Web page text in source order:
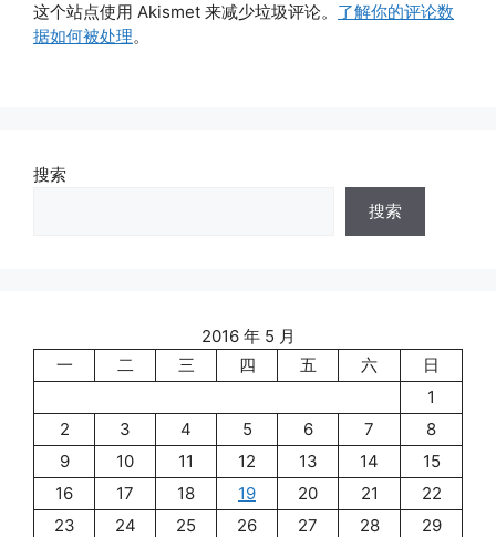
这个站点使用 Akismet 来减少垃圾评论。 了解你的评论数
据如何被处理。
搜索
搜索
2016 年 5 月
一
二 三 四 五 六
日
1
2
3 4 5 6 7
8
9
10 11 12 13 14
15
16
17 18 19 20 21
22
23
24 25 26 27 28 29